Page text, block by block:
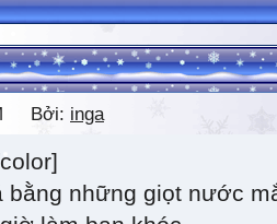
Bởi: inga
bằng những giọt nước